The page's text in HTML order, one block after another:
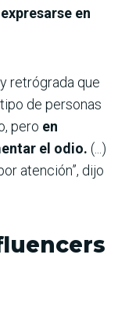
en
retrógrada que
de personas
pero en
el odio. (...)
atención”, dijo